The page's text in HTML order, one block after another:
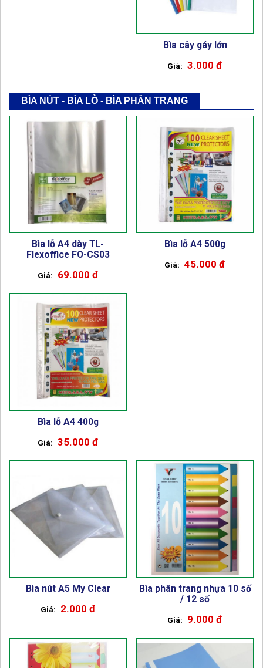
Bìa cây gáy lớn
3.000 đ
BÌA NÚT - BÌA LỖ - BÌA PHÂN TRANG
Bìa lỗ A4 dày TL-
Flexoffice FO-CS03
69.000 đ
Bìa lỗ A4 500g
45.000 đ
Bìa lỗ A4 400g
35.000 đ
Bìa nút A5 My Clear
2.000 đ
Bìa phân trang nhựa 10 số
/ 12 số
9.000 đ